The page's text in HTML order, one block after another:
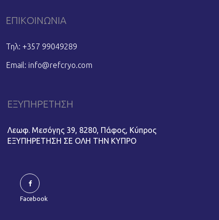
ΕΠΙΚΟΙΝΩΝΙΑ
Τηλ: +357 99049289
Email: info@refcryo.com
ΕΞΥΠΗΡΕΤΗΣΗ
Λεωφ. Μεσόγης 39, 8280, Πάφος, Κύπρος
ΕΞΥΠΗΡΕΤΗΣΗ ΣΕ ΟΛΗ ΤΗΝ ΚΥΠΡΟ
Facebook